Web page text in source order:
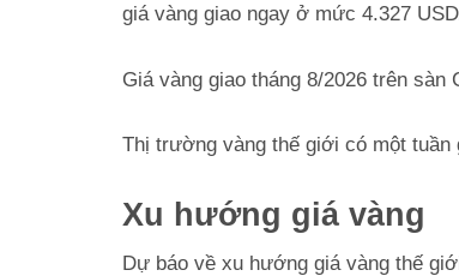
giá vàng giao ngay ở mức 4.327
Giá vàng giao tháng 8/2026 trên
Thị trường vàng thế giới có một tuần
Xu hướng giá vàng
Dự báo về xu hướng giá vàng thế